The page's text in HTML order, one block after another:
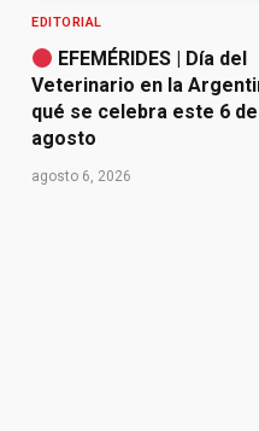
EDITORIAL
EFEMÉRIDES | Día del
Veterinario en la
qué se celebra este 6 de
agosto
agosto 6, 2026